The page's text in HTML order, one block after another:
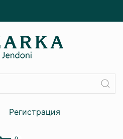
Регистрация